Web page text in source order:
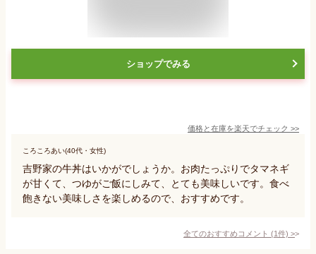
ショップでみる
価格と在庫を楽天でチェック >>
ころころあい(40代・女性)
吉野家の牛丼はいかがでしょうか。お肉たっぷりでタマネギ
が甘くて、つゆがご飯にしみて、とても美味しいです。食べ
飽きない美味しさを楽しめるので、おすすめです。
全てのおすすめコメント (1件) >